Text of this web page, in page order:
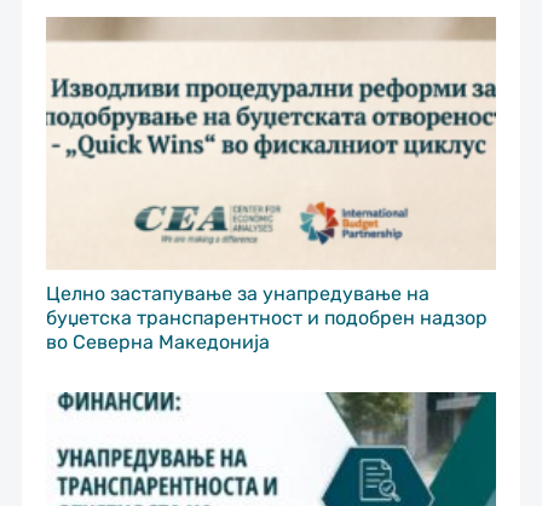
Целно застапување за унапредување на
буџетска транспарентност и подобрен надзор
во Северна Македонија